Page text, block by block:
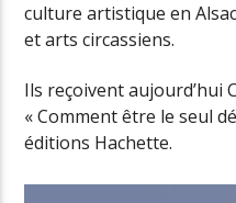
culture artistique en
et arts circassiens.
Ils reçoivent aujourd’hui
« Comment être le seul
éditions Hachette.